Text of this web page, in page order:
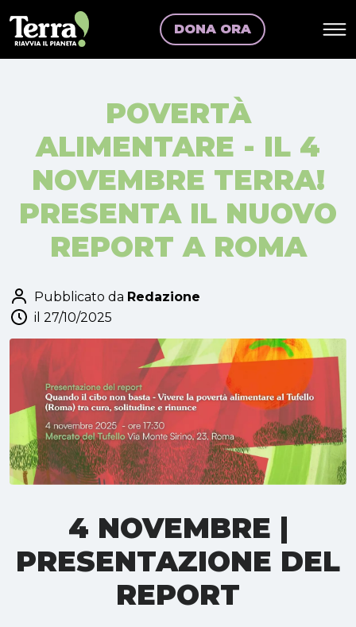
DONA ORA
POVERTÀ
ALIMENTARE - IL 4
NOVEMBRE TERRA!
PRESENTA IL NUOVO
REPORT A ROMA
Pubblicato da Redazione
il 27/10/2025
4 NOVEMBRE |
PRESENTAZIONE DEL
REPORT